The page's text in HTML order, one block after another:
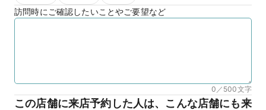
訪問時にご確認したいことやご要望など
0／500文字
この店舗に来店予約した人は、こんな店舗にも来